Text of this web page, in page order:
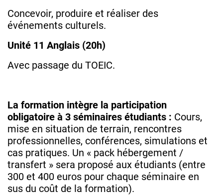
Concevoir, produire et réaliser des
événements culturels.
Unité 11 Anglais (20h)
Avec passage du TOEIC.
La formation intègre la participation
obligatoire à 3 séminaires étudiants : Cours,
mise en situation de terrain, rencontres
professionnelles, conférences, simulations et
cas pratiques. Un « pack hébergement /
transfert » sera proposé aux étudiants (entre
300 et 400 euros pour chaque séminaire en
sus du coût de la formation).